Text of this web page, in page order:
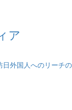
ア
日外国人へのリーチの